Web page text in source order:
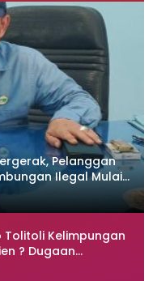
Pelanggan
Ilegal Mulai
Tolitoli Kelimpungan
? Dugaan
dan Muntaber